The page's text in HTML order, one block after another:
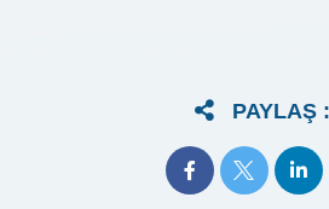
PAYLAŞ :